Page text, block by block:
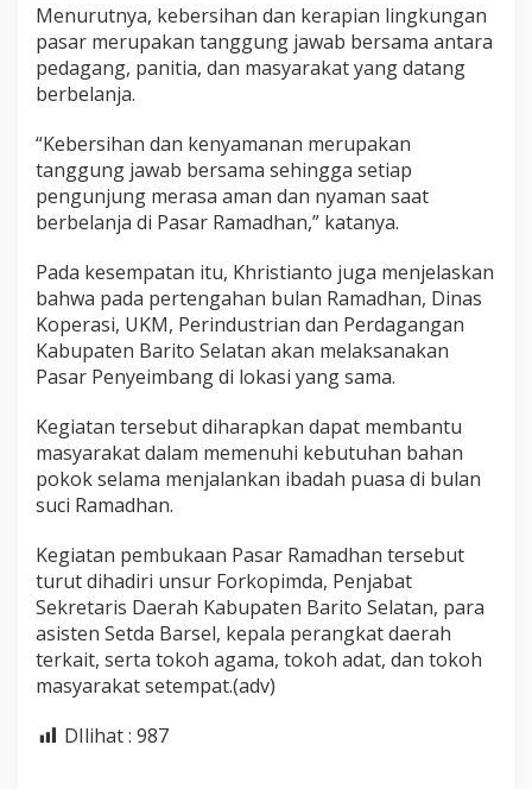
Menurutnya, kebersihan dan kerapian lingkungan
pasar merupakan tanggung jawab bersama antara
pedagang, panitia, dan masyarakat yang datang
berbelanja.
“Kebersihan dan kenyamanan merupakan
tanggung jawab bersama sehingga setiap
pengunjung merasa aman dan nyaman saat
berbelanja di Pasar Ramadhan,” katanya.
Pada kesempatan itu, Khristianto juga menjelaskan
bahwa pada pertengahan bulan Ramadhan, Dinas
Koperasi, UKM, Perindustrian dan Perdagangan
Kabupaten Barito Selatan akan melaksanakan
Pasar Penyeimbang di lokasi yang sama.
Kegiatan tersebut diharapkan dapat membantu
masyarakat dalam memenuhi kebutuhan bahan
pokok selama menjalankan ibadah puasa di bulan
suci Ramadhan.
Kegiatan pembukaan Pasar Ramadhan tersebut
turut dihadiri unsur Forkopimda, Penjabat
Sekretaris Daerah Kabupaten Barito Selatan, para
asisten Setda Barsel, kepala perangkat daerah
terkait, serta tokoh agama, tokoh adat, dan tokoh
masyarakat setempat.(adv)
DIlihat : 987